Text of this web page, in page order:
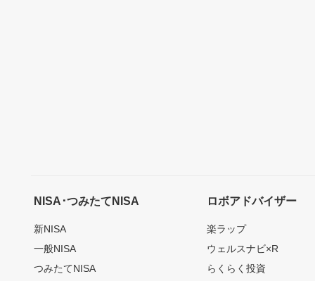
NISA･つみたてNISA
新NISA
一般NISA
つみたてNISA
ロボアドバイザー
楽ラップ
ウェルスナビ×R
らくらく投資